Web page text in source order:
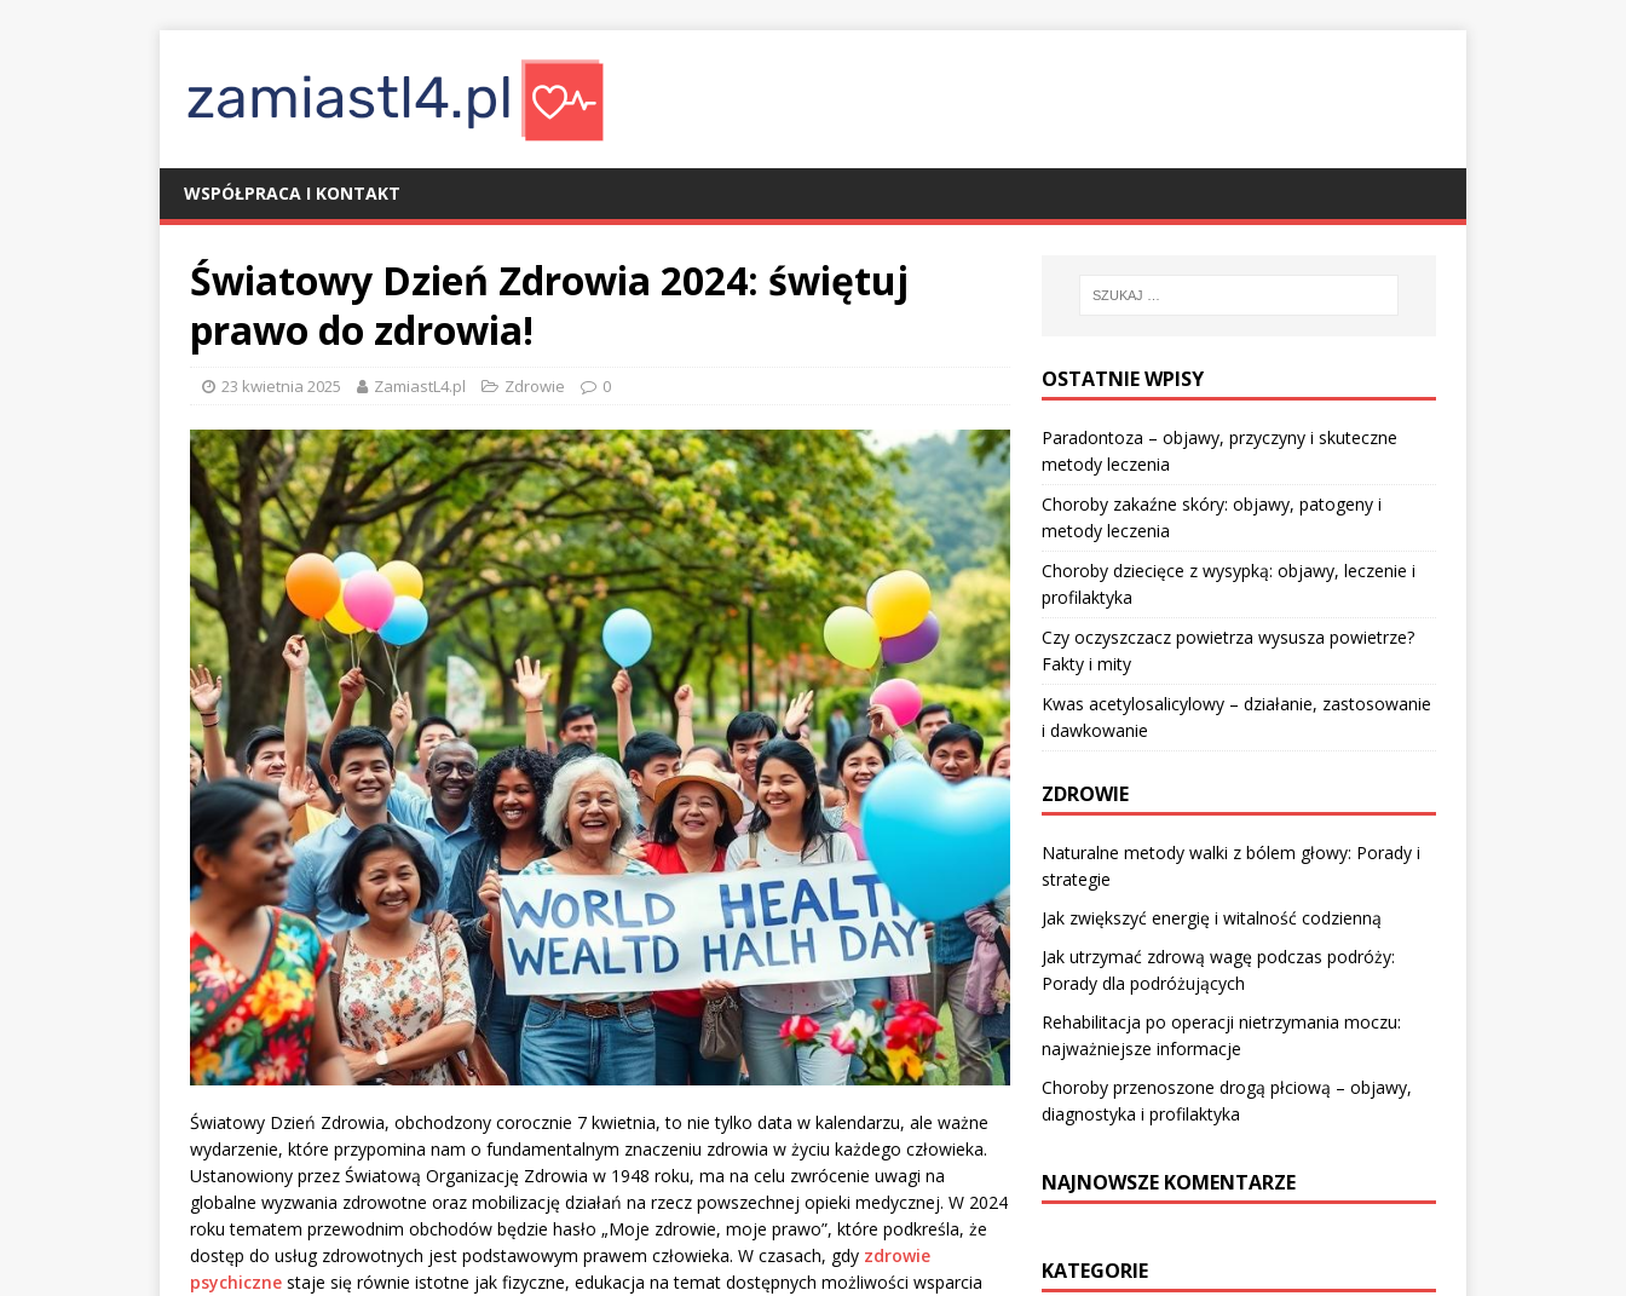
WSPÓŁPRACA I KONTAKT
Światowy Dzień Zdrowia 2024: świętuj
prawo do zdrowia!
23 kwietnia 2025 ZamiastL4.pl Zdrowie 0
Światowy Dzień Zdrowia, obchodzony corocznie 7 kwietnia, to nie tylko data w kalendarzu, ale ważne
wydarzenie, które przypomina nam o fundamentalnym znaczeniu zdrowia w życiu każdego człowieka.
Ustanowiony przez Światową Organizację Zdrowia w 1948 roku, ma na celu zwrócenie uwagi na
globalne wyzwania zdrowotne oraz mobilizację działań na rzecz powszechnej opieki medycznej. W 2024
roku tematem przewodnim obchodów będzie hasło „Moje zdrowie, moje prawo”, które podkreśla, że
dostęp do usług zdrowotnych jest podstawowym prawem człowieka. W czasach, gdy zdrowie
psychiczne staje się równie istotne jak fizyczne, edukacja na temat dostępnych możliwości wsparcia
OSTATNIE WPISY
Paradontoza – objawy, przyczyny i skuteczne
metody leczenia
Choroby zakaźne skóry: objawy, patogeny i
metody leczenia
Choroby dziecięce z wysypką: objawy, leczenie i
profilaktyka
Czy oczyszczacz powietrza wysusza powietrze?
Fakty i mity
Kwas acetylosalicylowy – działanie, zastosowanie
i dawkowanie
ZDROWIE
Naturalne metody walki z bólem głowy: Porady i
strategie
Jak zwiększyć energię i witalność codzienną
Jak utrzymać zdrową wagę podczas podróży:
Porady dla podróżujących
Rehabilitacja po operacji nietrzymania moczu:
najważniejsze informacje
Choroby przenoszone drogą płciową – objawy,
diagnostyka i profilaktyka
NAJNOWSZE KOMENTARZE
KATEGORIE